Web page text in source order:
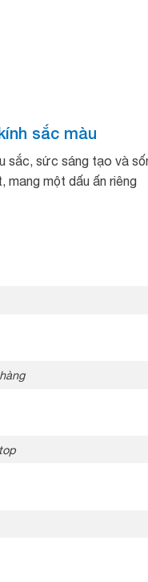
sắc màu
sắc, sức sáng tạo và
mang một dấu ấn riêng